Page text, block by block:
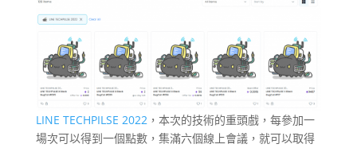
LINE TECHPILSE 2022，本次的技術的重頭戲，每參加一
場次可以得到一個點數，集滿六個線上會議，就可以取得